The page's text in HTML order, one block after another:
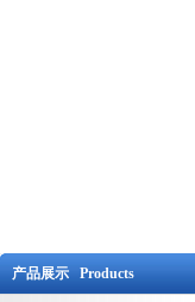
产品展示 Products